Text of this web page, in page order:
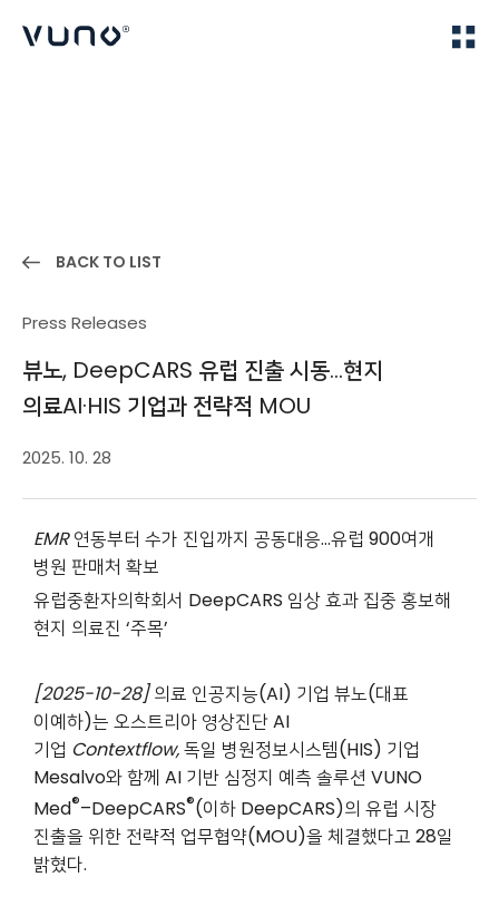
BACK TO LIST
Press Releases
뷰노, DeepCARS 유럽 진출 시동…현지
의료AI·HIS 기업과 전략적 MOU
2025. 10. 28
EMR연동부터 수가 진입까지 공동대응…유럽 900여개
병원 판매처 확보
유럽중환자의학회서 DeepCARS 임상 효과 집중 홍보해
현지 의료진 ‘주목’
[2025-10-28]의료 인공지능(AI) 기업 뷰노(대표
이예하)는 오스트리아 영상진단 AI
기업 Contextflow,독일 병원정보시스템(HIS) 기업
Mesalvo와 함께 AI 기반 심정지 예측 솔루션 VUNO
Med®–DeepCARS®(이하 DeepCARS)의 유럽 시장
진출을 위한 전략적 업무협약(MOU)을 체결했다고 28일
밝혔다.